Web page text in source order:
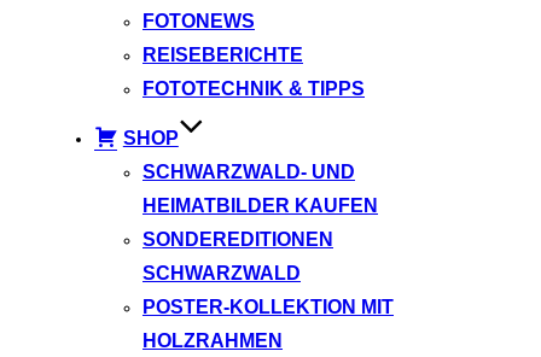
FOTONEWS
REISEBERICHTE
FOTOTECHNIK & TIPPS
SHOP
SCHWARZWALD- UND
HEIMATBILDER KAUFEN
SONDEREDITIONEN
SCHWARZWALD
POSTER-KOLLEKTION MIT
HOLZRAHMEN